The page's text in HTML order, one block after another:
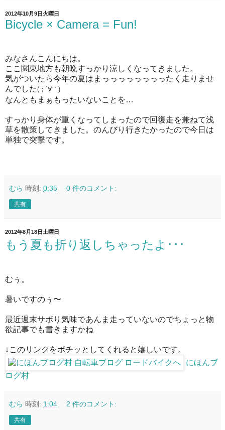
2012年10月9日火曜日
Bicycle × Camera = Fun!
みなさんこんにちは。
ここ関東地方も朝晩すっかり涼しくなってきました。
気がついたら今年の夏はまっっっっっっっったく走りませ
んでした(；´∀｀)
なんともまぁもったいないことを…
すっかり身体が重くなってしまったので回復走を兼ねて浅
草を散策してきました。のんびり行きたかったので今日は
単独で突撃です。
むら 時刻: 0:35 0 件のコメント:
共有
2012年8月18日土曜日
もう夏も折り返しちゃったよ･･･
むぅ。
暑いですのぅ〜
最近週末サボり気味であんま走っていないのでちょっと物
欲記事でも書きますかね
↓このリンクをポチッとしてくれると嬉しいです。
にほんブ
ログ村
むら 時刻: 1:04 2 件のコメント:
共有